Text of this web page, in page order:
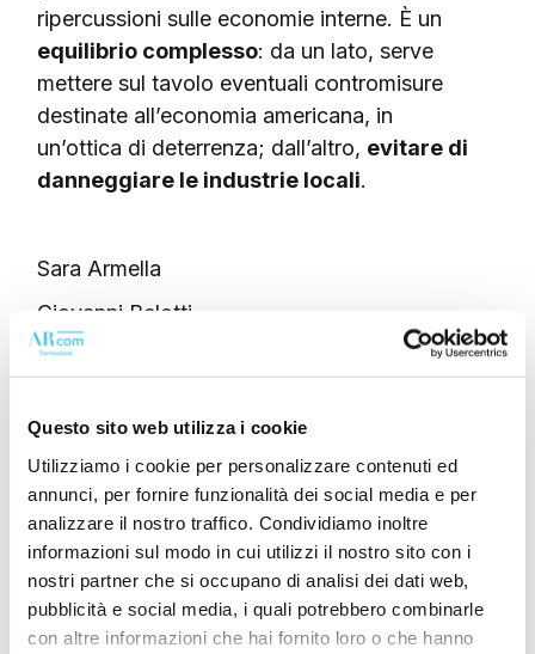
Questo sito web utilizza i cookie
Utilizziamo i cookie per personalizzare contenuti ed
annunci, per fornire funzionalità dei social media e per
analizzare il nostro traffico. Condividiamo inoltre
informazioni sul modo in cui utilizzi il nostro sito con i
nostri partner che si occupano di analisi dei dati web,
pubblicità e social media, i quali potrebbero combinarle
con altre informazioni che hai fornito loro o che hanno
ripercussioni sulle economie interne. È un
equilibrio complesso: da un lato, serve
mettere sul tavolo eventuali contromisure
destinate all’economia americana, in
un’ottica di deterrenza; dall’altro, evitare di
danneggiare le industrie locali.
Sara Armella
Giovanni Belotti
Aliquota Tariffaria Dazi Export Incremento
Fb Tw Ln Pi